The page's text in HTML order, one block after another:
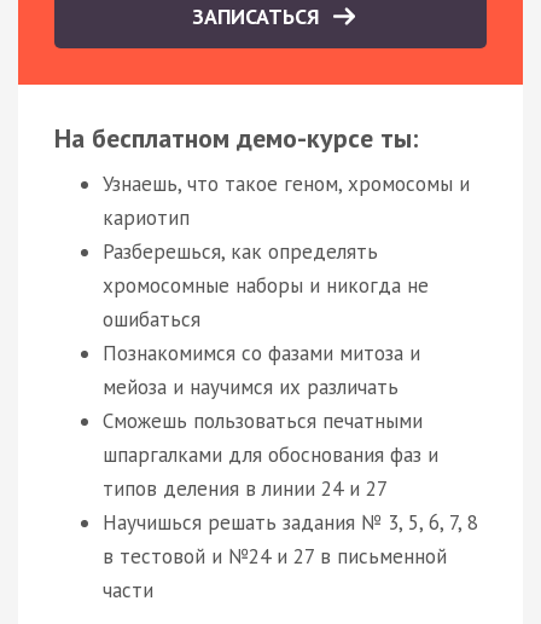
ЗАПИСАТЬСЯ
На бесплатном демо-курсе ты:
Узнаешь, что такое геном, хромосомы и
кариотип
Разберешься, как определять
хромосомные наборы и никогда не
ошибаться
Познакомимся со фазами митоза и
мейоза и научимся их различать
Сможешь пользоваться печатными
шпаргалками для обоснования фаз и
типов деления в линии 24 и 27
Научишься решать задания № 3, 5, 6, 7, 8
в тестовой и №24 и 27 в письменной
части